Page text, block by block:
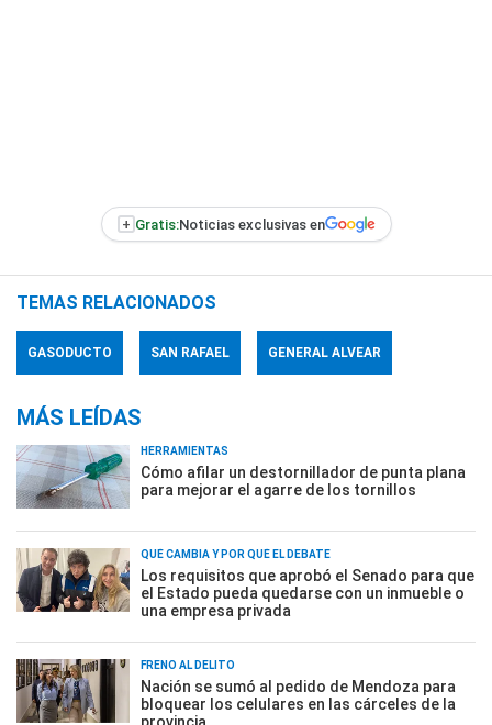
+ Gratis:Noticias exclusivas en
TEMAS RELACIONADOS
GASODUCTO SAN RAFAEL GENERAL ALVEAR
MÁS LEÍDAS
HERRAMIENTAS
Cómo afilar un destornillador de punta plana
para mejorar el agarre de los tornillos
QUÉ CAMBIA Y POR QUÉ EL DEBATE
Los requisitos que aprobó el Senado para que
el Estado pueda quedarse con un inmueble o
una empresa privada
FRENO AL DELITO
Nación se sumó al pedido de Mendoza para
bloquear los celulares en las cárceles de la